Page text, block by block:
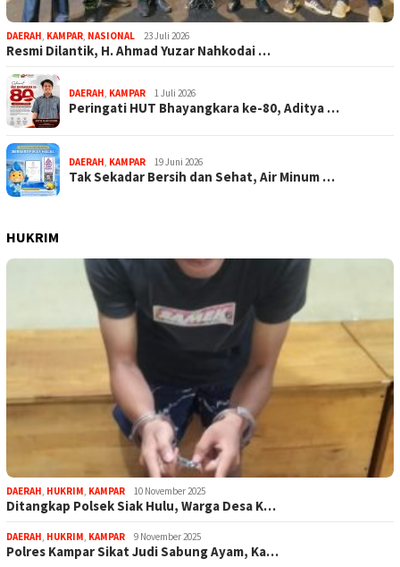
DAERAH KAMPAR NASIONAL 23 Juli 2026
Resmi Dilantik, H. Ahmad Yuzar Nahkodai …
DAERAH KAMPAR 1 Juli 2026
Peringati HUT Bhayangkara ke-80, Aditya …
DAERAH KAMPAR 19 Juni 2026
Tak Sekadar Bersih dan Sehat, Air Minum …
HUKRIM
DAERAH, HUKRIM, KAMPAR 10 November 2025
Ditangkap Polsek Siak Hulu, Warga Desa K…
DAERAH, HUKRIM, KAMPAR 9 November 2025
Polres Kampar Sikat Judi Sabung Ayam, Ka…